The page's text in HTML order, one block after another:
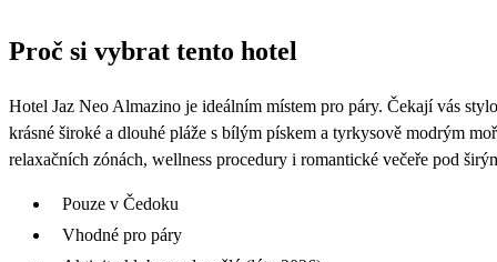
25 390
Proč si vybrat tento hotel
Hotel Jaz Neo Almazino je ideálním místem pro páry. Čekají vás
krásné široké a dlouhé pláže s bílým pískem a tyrkysově modrým
relaxačních zónách, wellness procedury i romantické večeře pod
Pouze v Čedoku
Vhodné pro páry